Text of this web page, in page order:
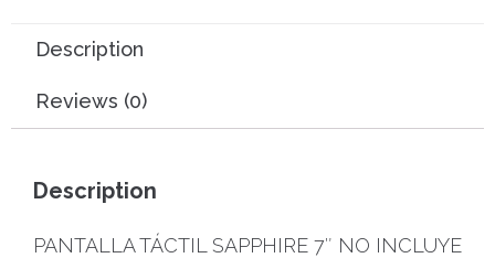
Description
Reviews (0)
Description
PANTALLA TÁCTIL SAPPHIRE 7″ NO INCLUYE